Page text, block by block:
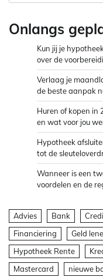
Onlangs
Kun jij je
over de
Verlaag je
de beste aanpak
Huren of kopen in
en wat voor jou
Hypotheek
tot de
Wanneer is een
voordelen en de
Advies Bank
Financiering
Geld
Hypotheek Rente
Mastercard
nieuwe